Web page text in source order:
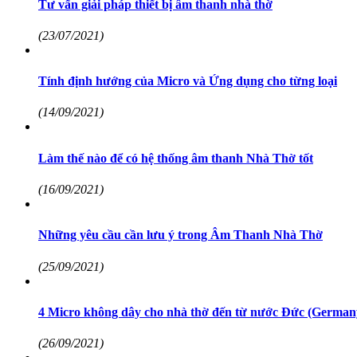
Tư vấn giải pháp thiết bị âm thanh nhà thờ
(23/07/2021)
Tính định hướng của Micro và Ứng dụng cho từng loại
(14/09/2021)
Làm thế nào để có hệ thống âm thanh Nhà Thờ tốt
(16/09/2021)
Những yêu cầu cần lưu ý trong Âm Thanh Nhà Thờ
(25/09/2021)
4 Micro không dây cho nhà thờ đến từ nước Đức
(26/09/2021)